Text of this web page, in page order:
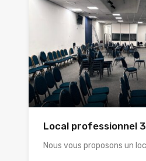
Local professionnel
Nous vous proposons un